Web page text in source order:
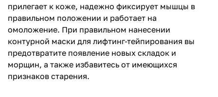
прилегает к коже, надежно фиксирует мышцы в
правильном положении и работает на
омоложение. При правильном нанесении
контурной маски для лифтинг-тейпирования вы
предотвратите появление новых складок и
морщин, а также избавитесь от имеющихся
признаков старения.